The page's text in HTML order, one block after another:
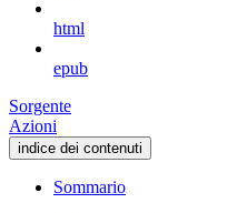
html
epub
Sorgente
Azioni
indice dei contenuti
Sommario